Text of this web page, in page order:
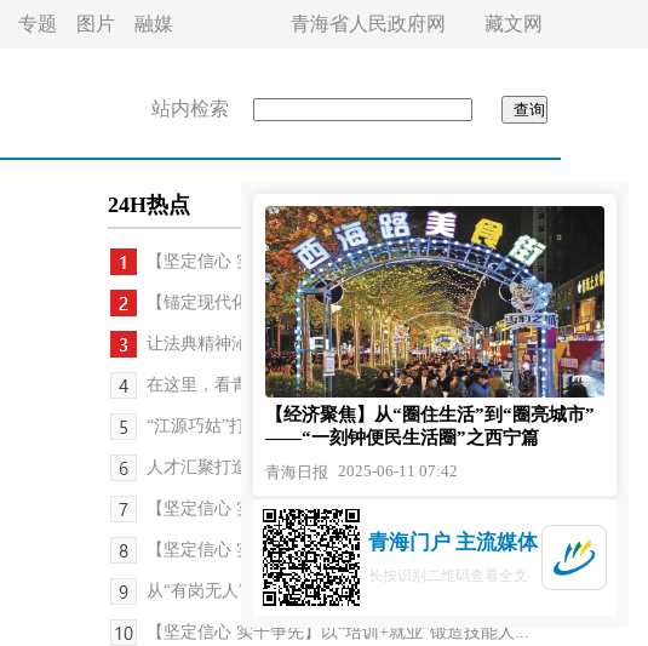
专题 图片 融媒 青海省人民政府网 藏文网
站内检索
24H热点
【坚定信心 实干争先】人社服务“零距离” 万...
【锚定现代化 改革再深化】守护祁连山——青海改革...
让法典精神沁润千家万户——青海省开展第五个“民...
在这里，看青海！——2025年六五环境日青海主场活...
“江源巧姑”打造高原护工人才新标杆——“凤栖夏...
人才汇聚打造中医药发展新高地——“凤栖夏都 聚宁...
【坚定信心 实干争先】用有温度的保障体系诠释“民...
【坚定信心 实干争先】织好“保护网” 筑牢“万家...
从“有岗无人”到“才尽其用”！青海如何破局
【坚定信心 实干争先】以“培训+就业”锻造技能人...
【经济聚焦】从“圈住生活”到“圈亮城市”
——“一刻钟便民生活圈”之西宁篇
青海日报 2025-06-11 07:42
青海门户 主流媒体
长按识别二维码查看全文